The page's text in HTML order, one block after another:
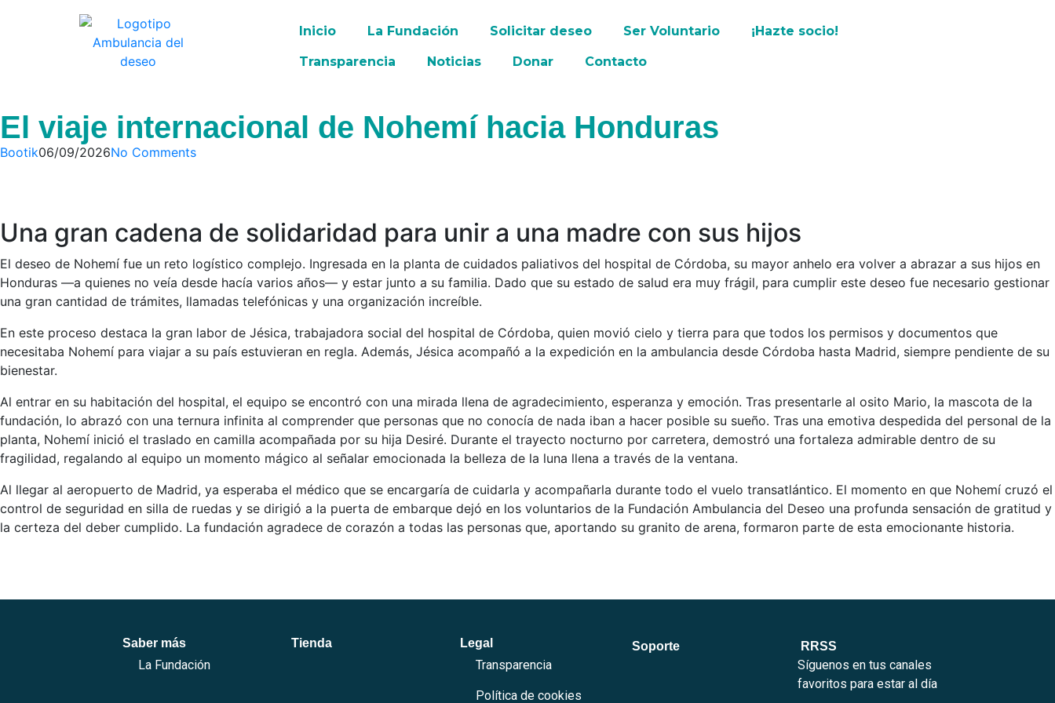
Inicio La Fundación Solicitar deseo Ser Voluntario ¡Hazte socio!
Transparencia Noticias Donar Contacto
El viaje internacional de Nohemí hacia Honduras
Bootik06/09/2026No Comments
Una gran cadena de solidaridad para unir a una madre con sus hijos
El deseo de Nohemí fue un reto logístico complejo. Ingresada en la planta de cuidados paliativos del hospital de Córdoba, su mayor anhelo era volver a abrazar a sus hijos en
Honduras —a quienes no veía desde hacía varios años— y estar junto a su familia. Dado que su estado de salud era muy frágil, para cumplir este deseo fue necesario gestionar
una gran cantidad de trámites, llamadas telefónicas y una organización increíble.
En este proceso destaca la gran labor de Jésica, trabajadora social del hospital de Córdoba, quien movió cielo y tierra para que todos los permisos y documentos que
necesitaba Nohemí para viajar a su país estuvieran en regla. Además, Jésica acompañó a la expedición en la ambulancia desde Córdoba hasta Madrid, siempre pendiente de su
bienestar.
Al entrar en su habitación del hospital, el equipo se encontró con una mirada llena de agradecimiento, esperanza y emoción. Tras presentarle al osito Mario, la mascota de la
fundación, lo abrazó con una ternura infinita al comprender que personas que no conocía de nada iban a hacer posible su sueño. Tras una emotiva despedida del personal de la
planta, Nohemí inició el traslado en camilla acompañada por su hija Desiré. Durante el trayecto nocturno por carretera, demostró una fortaleza admirable dentro de su
fragilidad, regalando al equipo un momento mágico al señalar emocionada la belleza de la luna llena a través de la ventana.
Al llegar al aeropuerto de Madrid, ya esperaba el médico que se encargaría de cuidarla y acompañarla durante todo el vuelo transatlántico. El momento en que Nohemí cruzó el
control de seguridad en silla de ruedas y se dirigió a la puerta de embarque dejó en los voluntarios de la Fundación Ambulancia del Deseo una profunda sensación de gratitud y
la certeza del deber cumplido. La fundación agradece de corazón a todas las personas que, aportando su granito de arena, formaron parte de esta emocionante historia.
Saber más
La Fundación
Tienda Legal
Transparencia
Política de cookies
Soporte RRSS
Síguenos en tus canales
favoritos para estar al día